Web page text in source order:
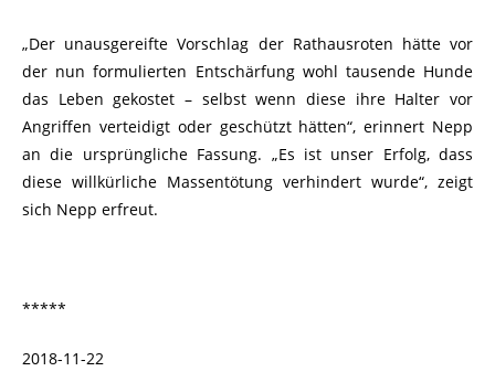
„Der unausgereifte Vorschlag der Rathausroten hätte vor
der nun formulierten Entschärfung wohl tausende Hunde
das Leben gekostet – selbst wenn diese ihre Halter vor
Angriffen verteidigt oder geschützt hätten“, erinnert Nepp
an die ursprüngliche Fassung. „Es ist unser Erfolg, dass
diese willkürliche Massentötung verhindert wurde“, zeigt
sich Nepp erfreut.
*****
2018-11-22